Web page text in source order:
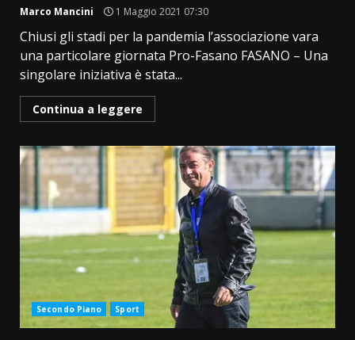
Marco Mancini 1 Maggio 2021 07:30
Chiusi gli stadi per la pandemia l’associazione vara
una particolare giornata Pro-Fasano FASANO – Una
singolare iniziativa è stata...
Continua a leggere
Secondo Piano Sport